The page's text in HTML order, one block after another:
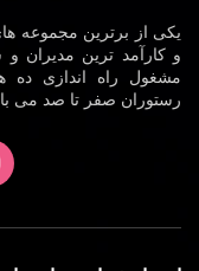
یکی از برترین مجموعه
و کارآمد ترین مدیران
مشغول راه اندازی ده
رستوران صفر تا صد می